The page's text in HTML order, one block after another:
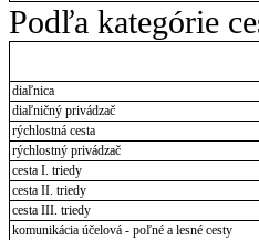
Podľa kategórie
diaľnica
diaľničný privádzač
rýchlostná cesta
rýchlostný privádzač
cesta I. triedy
cesta II. triedy
cesta III. triedy
komunikácia účelová - poľné a lesné cesty